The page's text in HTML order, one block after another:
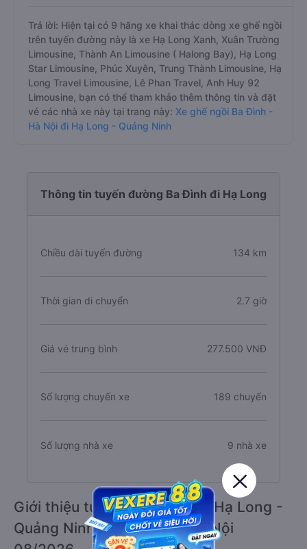
Trả lời: Hiện tại có 9 hãng xe khai thác dòng xe ghế ngồi
trên tuyến đường này là xe Hạ Long Xanh, Xuân Trường
Limousine, Thành An Limousine ( Halong Bay), Hạ Long
Star Limousine, Phúc Xuyên, Trung Thành Limousine, Hạ
Long Travel Limousine, Lê Phan Travel, Anh Huy 92
Limousine, bạn có thể tham khảo thêm thông tin và đặt
vé các nhà xe này tại trang này: Xe ghế ngồi Ba Đình -
Hà Nội đi Hạ Long - Quảng Ninh
Thông tin tuyến đường Ba Đình đi Hạ Long
Chiều dài tuyến đường 134 km
Thời gian di chuyển 2.7 giờ
Giá vé trung bình 277.500 VNĐ
Số lượng chuyến xe 189 chuyến
Số lượng nhà xe 9 nhà xe
Giới thiệu tuyến đường xe đi Hạ Long -
Quảng Ninh từ Ba Đình - Hà Nội